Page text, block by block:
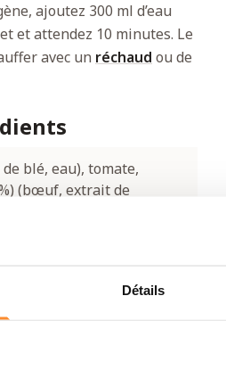
Détails
ajoutez 300 ml d’eau
et attendez 10 minutes. Le
avec un réchaud ou de
blé, eau), tomate,
(bœuf, extrait de
origan, basilic, sel,
de levure, poudre
de tournesol, extrait de